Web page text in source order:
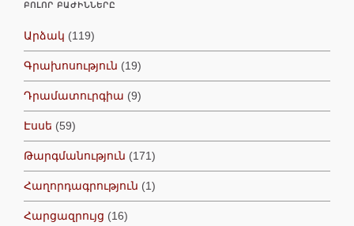
ԲՈԼՈՐ ԲԱԺԻՆՆԵՐԸ
Արձակ (119)
Գրախոսություն (19)
Դրամատուրգիա (9)
Էսսե (59)
Թարգմանություն (171)
Հաղորդագրություն (1)
Հարցազրույց (16)